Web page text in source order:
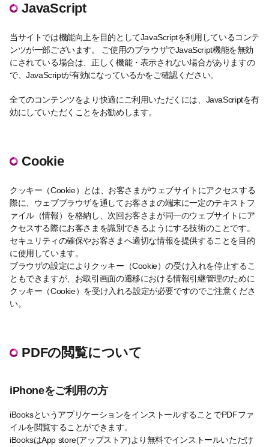
JavaScript
当サイトでは機能向上を目的としてJavaScriptを利用しているコンテ
ンツが一部ございます。 ご使用のブラウザでJavaScript機能を無効
にされている場合は、正しく機能・表示されない場合がありますの
で、JavaScriptが有効になっているかをご確認ください。
全てのコンテンツをより快適にご利用いただくには、JavaScriptを有
効にしていただくことをお勧めします。
Cookie
クッキー（Cookie）とは、お客さまがウェブサイトにアクセスする
際に、ウェブブラウザを通してお客さまの端末に一定のテキストフ
ァイル（情報）を格納し、次回お客さまが同一のウェブサイトにア
クセスする際にお客さまを識別できるようにする技術のことです。
セキュリティの確保やお客さまへ適切な情報を提供することを目的
に使用しています。
ブラウザの設定によりクッキー（Cookie）の受け入れを停止するこ
ともできますが、お取引画面の遷移における情報引継管理のために
クッキー（Cookie）を受け入れる設定が必要ですのでご注意くださ
い。
PDFの閲覧について
iPhoneをご利用の方
iBooksというアプリケーションをインストールすることでPDFファ
イルを閲覧することができます。
iBooksはApp store(アップストア)より無料でインストールいただけ